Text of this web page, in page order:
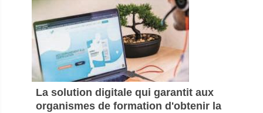
La solution digitale qui garantit aux
organismes de formation d'obtenir la